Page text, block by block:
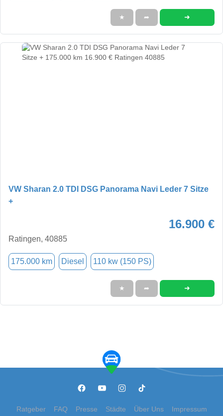
★ ➦ ➜
VW Sharan 2.0 TDI DSG Panorama Navi Leder 7 Sitze
+
16.900 €
Ratingen, 40885
175.000 km Diesel 110 kw (150 PS)
★ ➦ ➜
Ratgeber FAQ Presse Städte Über Uns Impressum